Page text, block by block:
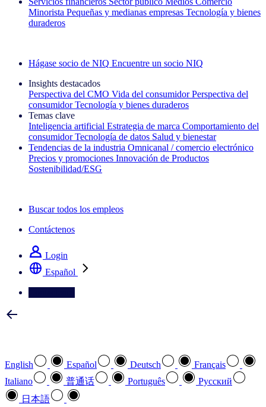
Minorista Pequeñas y medianas empresas Tecnología y bienes
duraderos
Hágase socio de NIQ Encuentre un socio NIQ
Insights destacados
Perspectiva del CMO Vida del consumidor Perspectiva del
consumidor Tecnología y bienes duraderos
Temas clave
Inteligencia artificial Estrategia de marca Comportamiento del
consumidor Tecnología de datos Salud y bienestar
Tendencias de la industria Omnicanal / comercio electrónico
Precios y promociones Innovación de Productos
Sostenibilidad/ESG
Buscar todos los empleos
Contáctenos
Login
Español
English Español Deutsch
Français
Italiano
普通话 Português
Pусский
日本語